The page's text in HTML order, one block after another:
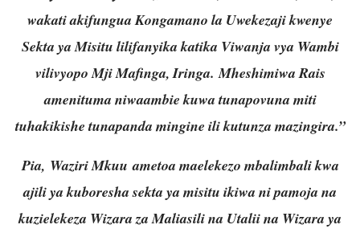
wakati akifungua Kongamano la Uwekezaji kwenye
Sekta ya Misitu lilifanyika katika Viwanja vya Wambi
vilivyopo Mji Mafinga, Iringa. Mheshimiwa Rais
amenituma niwaambie kuwa tunapovuna miti
tuhakikishe tunapanda mingine ili kutunza mazingira.”
Pia, Waziri Mkuu ametoa maelekezo mbalimbali kwa
ajili ya kuboresha sekta ya misitu ikiwa ni pamoja na
kuzielekeza Wizara za Maliasili na Utalii na Wizara ya